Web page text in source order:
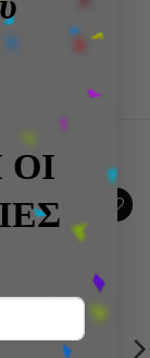
ΟΙ
Ball που
συλλογή
Add to